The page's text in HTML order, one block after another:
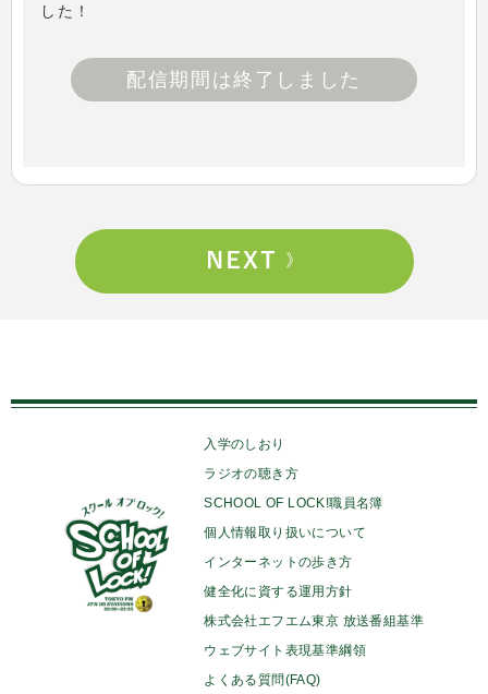
した！
配信期間は終了しました
入学のしおり
ラジオの聴き方
SCHOOL OF LOCK!職員名簿
個人情報取り扱いについて
インターネットの歩き方
健全化に資する運用方針
株式会社エフエム東京 放送番組基準
ウェブサイト表現基準綱領
よくある質問(FAQ)